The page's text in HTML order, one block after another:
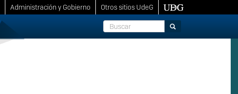
Administración y Gobierno
Otros sitios UdeG
Buscar
Buscar